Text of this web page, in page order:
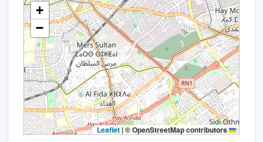
+
−
Leaflet
|© OpenStreetMap contributors